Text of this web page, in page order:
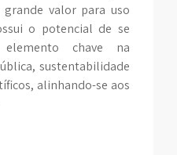
valor para uso
o potencial de se
chave na
sustentabilidade
alinhando-se aos